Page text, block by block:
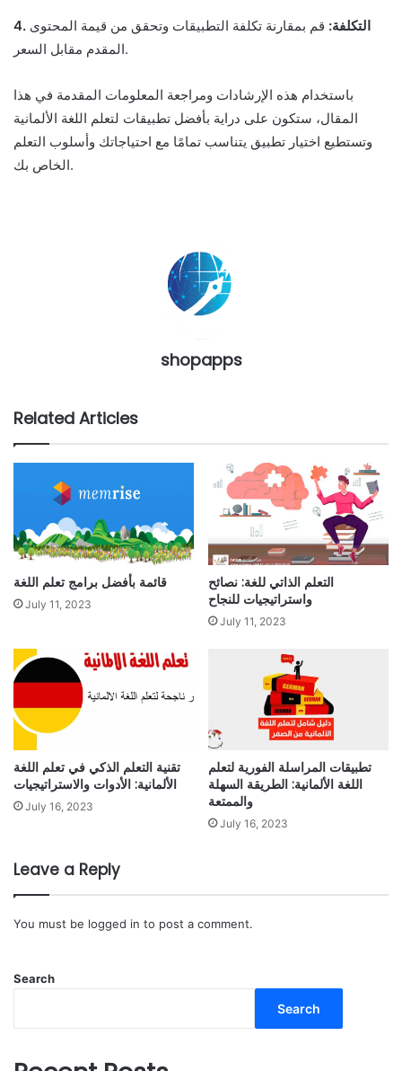
4. التكلفة: قم بمقارنة تكلفة التطبيقات وتحقق من قيمة المحتوى
المقدم مقابل السعر.
باستخدام هذه الإرشادات ومراجعة المعلومات المقدمة في هذا
المقال، ستكون على دراية بأفضل تطبيقات لتعلم اللغة الألمانية
وتستطيع اختيار تطبيق يتناسب تمامًا مع احتياجاتك وأسلوب التعلم
الخاص بك.
shopapps
Related Articles
قائمة بأفضل برامج تعلم اللغة
July 11, 2023
التعلم الذاتي للغة: نصائح
واستراتيجيات للنجاح
July 11, 2023
تقنية التعلم الذكي في تعلم اللغة
الألمانية: الأدوات والاستراتيجيات
July 16, 2023
تطبيقات المراسلة الفورية لتعلم
اللغة الألمانية: الطريقة السهلة
والممتعة
July 16, 2023
Leave a Reply
You must be logged in to post a comment.
Search
Search